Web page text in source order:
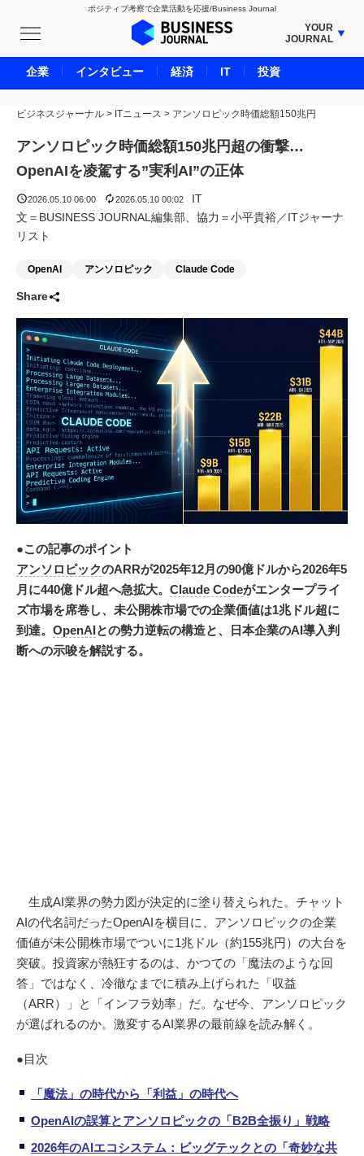
ポジティブ考察で企業活動を応援/Business Journal
YOUR
JOURNAL
BUSINESS JOURNAL
UNICORN JOURNAL
CARBON CREDITS JOURNAL
IVS JOURNAL
ENERGY MANAGEMENT JOURNAL
LIFE ENDING JOURNAL
ADOPTABLE DOG JOURNAL
ビジネスジャーナル > ITニュース > アンソロピック時価総額150兆円
アンソロピック時価総額150兆円超の衝撃…
OpenAIを凌駕する”実利AI”の正体
2026.05.10 06:00 2026.05.10 00:02
IT
文＝BUSINESS JOURNAL編集部、協力＝小平貴裕／ITジャーナ
リスト
OpenAI アンソロピック Claude Code
Share
●この記事のポイント
アンソロピックのARRが2025年12月の90億ドルから2026年5
月に440億ドル超へ急拡大。 Claude Codeがエンタープライ
ズ市場を席巻し、未公開株市場での企業価値は1兆ドル超に
到達。 OpenAIとの勢力逆転の構造と、日本企業のAI導入判
断への示唆を解説する。
生成AI業界の勢力図が決定的に塗り替えられた。チャット
AIの代名詞だったOpenAIを横目に、アンソロピックの企業
価値が未公開株市場でついに1兆ドル（約155兆円）の大台を
突破。投資家が熱狂するのは、かつての「魔法のような回
答」ではなく、冷徹なまでに積み上げられた「収益
（ARR）」と「インフラ効率」だ。なぜ今、アンソロピック
が選ばれるのか。激変するAI業界の最前線を読み解く。
●目次
「魔法」の時代から「利益」の時代へ
OpenAIの誤算とアンソロピックの「B2B全振り」戦略
2026年のAIエコシステム：ビッグテックとの「奇妙な共
企業 インタビュー 経済 IT 投資